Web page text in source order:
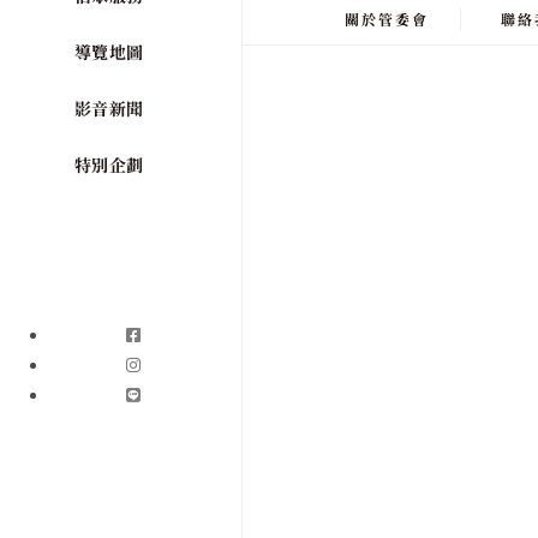
導覽地圖
影音新聞
特別企劃
關於管委會 聯絡